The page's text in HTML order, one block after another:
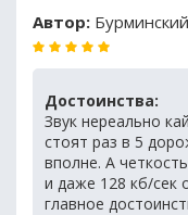
Автор:
Достоинства:
Звук нереально
стоят раз в 5
вполне. А
и даже 128 кб/сек
главное